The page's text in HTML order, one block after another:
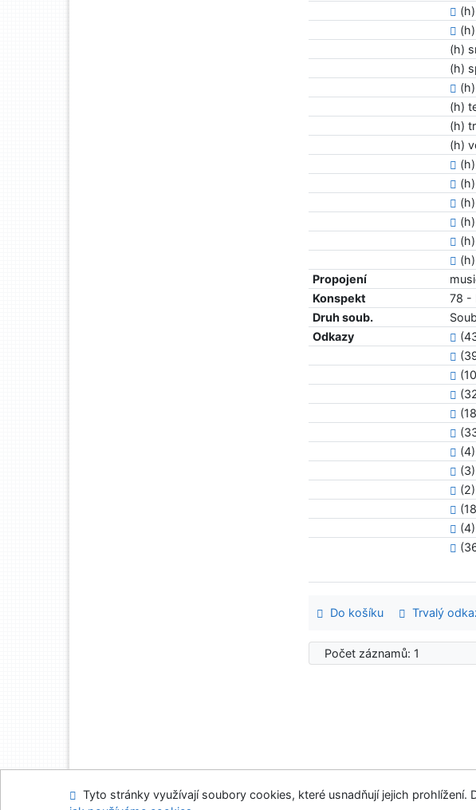
(h)
(h)
(h)
(h)
(h)
Propojení
Konspekt
78 -
Druh soub.
Odkazy
Do košíku Trvalý
Počet záznamů: 1
Mapa stránek Přístupnost Soukromí
Tyto stránky využívají soubory cookies, které usnadňují jejich prohlížení.